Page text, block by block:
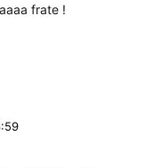
frate !